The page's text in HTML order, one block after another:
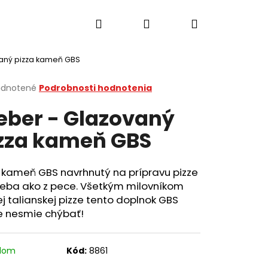
Hľadať PrihlásenieNákupný
pizza kameň GBS
Podrobnosti hodnotenia
- Glazovaný
kameň GBS
kameň GBS navrhnutý na prípravu pizze
ako z pece. Všetkým milovníkom
talianskej pizze tento doplnok GBS
nesmie chýbať!
Kód: 8861
Nasledujúce